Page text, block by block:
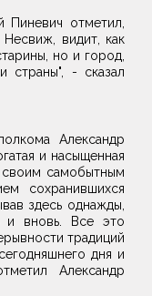
Пиневич отметил,
видит, как
но и город,
страны", - сказал
Александр
и насыщенная
самобытным
сохранившихся
здесь однажды,
и вновь. Все это
традиций
дня и
Александр